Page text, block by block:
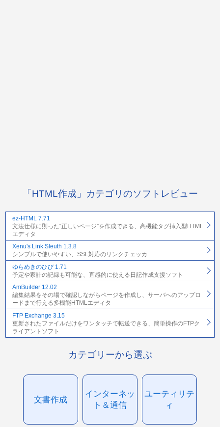
「HTML作成」カテゴリのソフトレビュー
ez-HTML 7.71
文法仕様に則った“正しいページ”を作成できる、高機能タグ挿入型HTML
エディタ
Xenu's Link Sleuth 1.3.8
シンプルで使いやすい、SSL対応のリンクチェッカ
ゆらめきのひび 1.71
予定や家計の記録も可能な、直感的に使える日記作成支援ソフト
AmBuilder 12.02
編集結果をその場で確認しながらページを作成し、サーバへのアップロ
ードまで行える多機能HTMLエディタ
FTP Exchange 3.15
更新されたファイルだけをワンタッチで転送できる、簡単操作のFTPク
ライアントソフト
カテゴリーから選ぶ
文書作成
インターネッ
ト＆通信
ユーティリテ
ィ